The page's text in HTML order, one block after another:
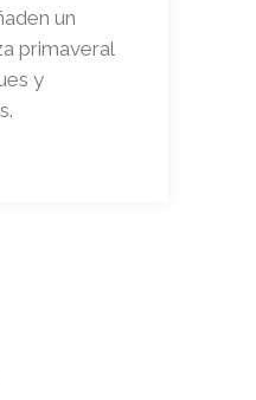
un
primaveral
y